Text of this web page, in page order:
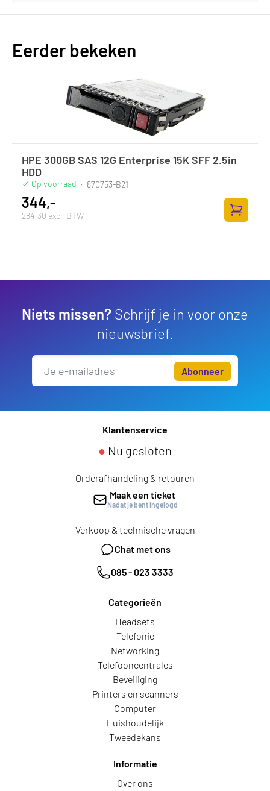
Eerder bekeken
HPE 300GB SAS 12G Enterprise 15K SFF 2.5in
HDD
Op voorraad · 870753-B21
344,-
284,30 excl. BTW
Niets missen? Schrijf je in voor onze
nieuwsbrief.
Abonneer
Klantenservice
● Nu gesloten
Orderafhandeling & retouren
Maak een ticket
Nadat je bent ingelogd
Verkoop & technische vragen
Chat met ons
085 - 023 3333
Categorieën
Headsets
Telefonie
Networking
Telefooncentrales
Beveiliging
Printers en scanners
Computer
Huishoudelijk
Tweedekans
Informatie
Over ons